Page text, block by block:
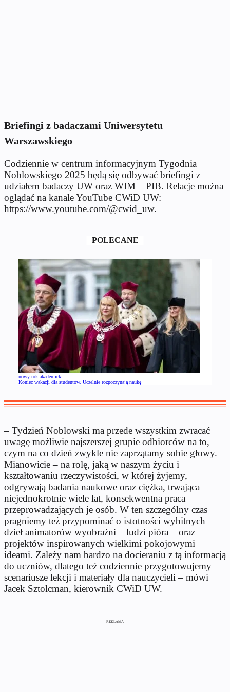
Briefingi z badaczami Uniwersytetu
Warszawskiego
Codziennie w centrum informacyjnym Tygodnia
Noblowskiego 2025 będą się odbywać briefingi z
udziałem badaczy UW oraz WIM – PIB. Relacje można
oglądać na kanale YouTube CWiD UW:
https://www.youtube.com/@cwid_uw.
POLECANE
nowy rok akademicki
Koniec wakacji dla studentów. Uczelnie rozpoczynają naukę
– Tydzień Noblowski ma przede wszystkim zwracać
uwagę możliwie najszerszej grupie odbiorców na to,
czym na co dzień zwykle nie zaprzątamy sobie głowy.
Mianowicie – na rolę, jaką w naszym życiu i
kształtowaniu rzeczywistości, w której żyjemy,
odgrywają badania naukowe oraz ciężka, trwająca
niejednokrotnie wiele lat, konsekwentna praca
przeprowadzających je osób. W ten szczególny czas
pragniemy też przypominać o istotności wybitnych
dzieł animatorów wyobraźni – ludzi pióra – oraz
projektów inspirowanych wielkimi pokojowymi
ideami. Zależy nam bardzo na docieraniu z tą informacją
do uczniów, dlatego też codziennie przygotowujemy
scenariusze lekcji i materiały dla nauczycieli – mówi
Jacek Sztolcman, kierownik CWiD UW.
REKLAMA